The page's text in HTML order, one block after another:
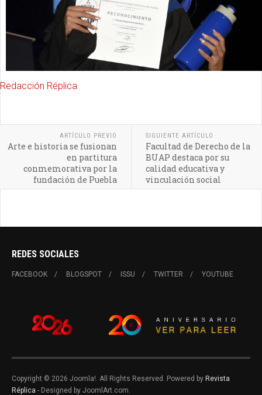
Redacción Réplica
ARTÍCULO PREVIO
Arte e historia se fusionan
en partitura
conmemorativa por la
fundación de Puebla
SIGUIENTE ARTÍCULO
Facultad de Derecho de la
BUAP destaca por su
calidad educativa y
vinculación social
REDES SOCIALES
FACEBOOK BLOGSPOT ISSU TWITTER YOUTUBE
Copyright © 2026 Joomla!. All Rights Reserved. Powered by Revista
Réplica - Designed by JoomlArt.com.